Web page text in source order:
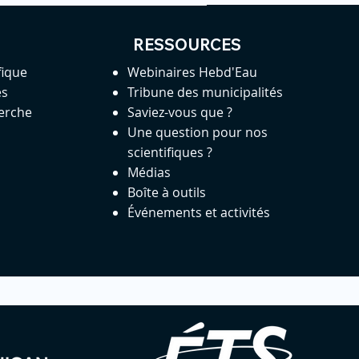
RESSOURCES
Webinaires Hebd'Eau
Tribune des municipalités
Saviez-vous que ?
Une question pour nos
scientifiques ?
Médias
Boîte à outils
Événements et activités